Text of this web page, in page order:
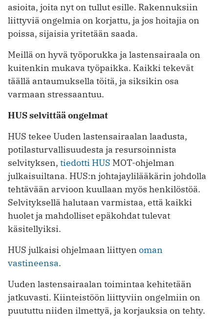
asioita, joita nyt on tullut esille. Rakennuksiin
liittyviä ongelmia on korjattu, ja jos hoitajia on
poissa, sijaisia yritetään saada.
Meillä on hyvä työporukka ja lastensairaala on
kuitenkin mukava työpaikka. Kaikki tekevät
täällä antaumuksella töitä, ja siksikin osa
varmaan stressaantuu.
HUS selvittää ongelmat
HUS tekee Uuden lastensairaalan laadusta,
potilasturvallisuudesta ja resursoinnista
selvityksen, tiedotti HUS MOT-ohjelman
julkaisuiltana. HUS:n johtajaylilääkärin johdolla
tehtävään arvioon kuullaan myös henkilöstöä.
Selvityksellä halutaan varmistaa, että kaikki
huolet ja mahdolliset epäkohdat tulevat
käsitellyiksi.
HUS julkaisi ohjelmaan liittyen oman
vastineensa.
Uuden lastensairaalan toimintaa kehitetään
jatkuvasti. Kiinteistöön liittyviin ongelmiin on
puututtu niiden ilmettyä, ja korjauksia on tehty.